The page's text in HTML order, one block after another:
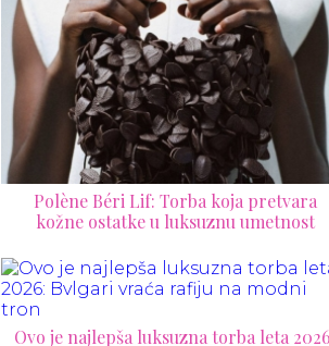
Polène Béri Lif: Torba koja pretvara
kožne ostatke u luksuznu umetnost
Ovo je najlepša luksuzna torba leta